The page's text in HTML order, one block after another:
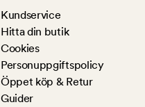
Kundservice
Hitta din butik
Cookies
Personuppgiftspolicy
Öppet köp & Retur
Guider